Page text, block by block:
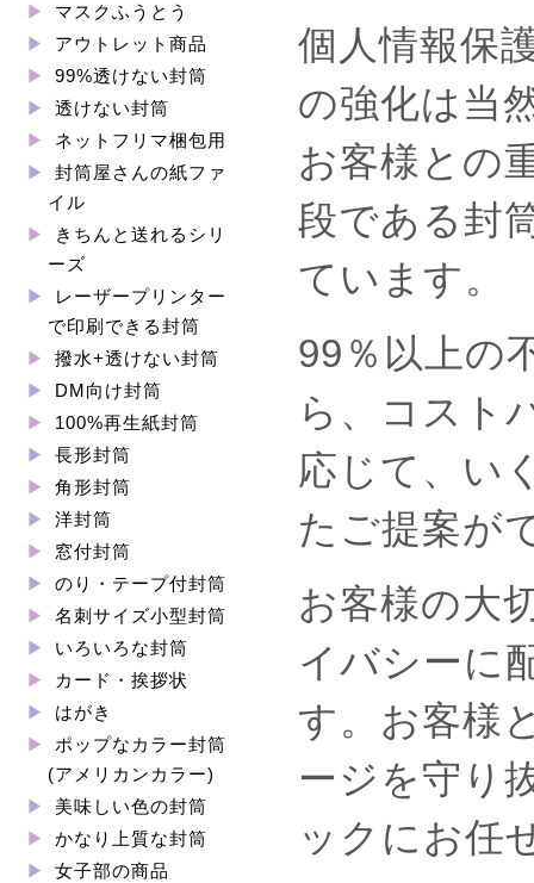
マスクふうとう
アウトレット商品
99%透けない封筒
透けない封筒
ネットフリマ梱包用
封筒屋さんの紙ファ
イル
きちんと送れるシリ
ーズ
レーザープリンター
で印刷できる封筒
撥水+透けない封筒
DM向け封筒
100%再生紙封筒
長形封筒
角形封筒
洋封筒
窓付封筒
のり・テープ付封筒
名刺サイズ小型封筒
いろいろな封筒
カード・挨拶状
はがき
ポップなカラー封筒
(アメリカンカラー)
美味しい色の封筒
かなり上質な封筒
女子部の商品
個人情報保
の強化は当
お客様との
段である封
ています。
99％以上の
ら、コスト
応じて、い
たご提案が
お客様の大
イバシーに
す。お客様
ージを守り
ックにお任